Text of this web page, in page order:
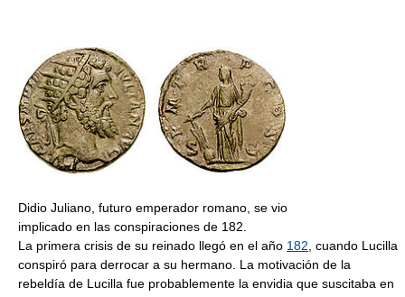
Didio Juliano, futuro emperador romano, se vio
implicado en las conspiraciones de 182.
La primera crisis de su reinado llegó en el año 182 , cuando Lucilla
conspiró para derrocar a su hermano. La motivación de la
rebeldía de Lucilla fue probablemente la envidia que suscitaba en